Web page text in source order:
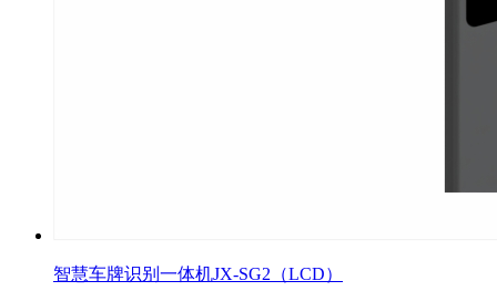
智慧车牌识别一体机JX-SG2（LCD）